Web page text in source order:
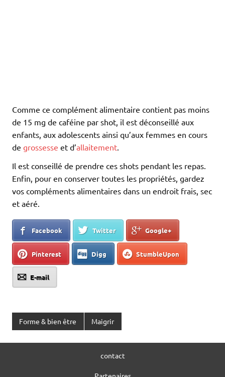
Comme ce complément alimentaire contient pas moins
de 15 mg de caféine par shot, il est déconseillé aux
enfants, aux adolescents ainsi qu’aux femmes en cours
de grossesse et d’allaitement.
Il est conseillé de prendre ces shots pendant les repas.
Enfin, pour en conserver toutes les propriétés, gardez
vos compléments alimentaires dans un endroit frais, sec
et aéré.
Facebook Twitter Google+
Pinterest Digg StumbleUpon
E-mail
Forme & bien être Maigrir
contact